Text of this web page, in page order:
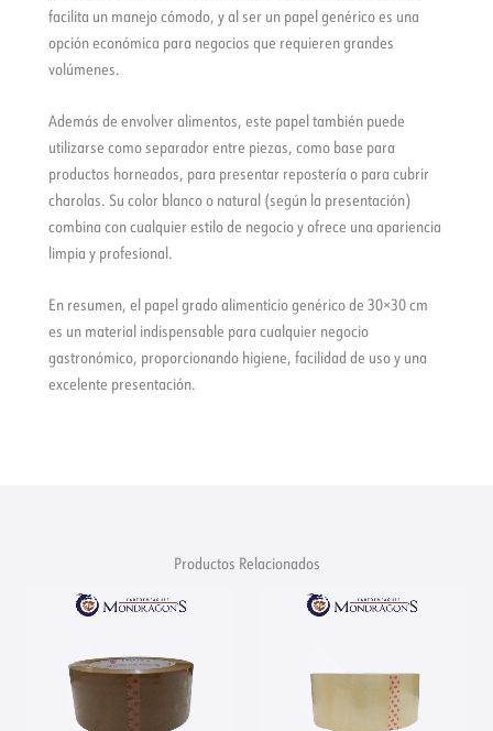
facilita un manejo cómodo, y al ser un papel genérico es una
opción económica para negocios que requieren grandes
volúmenes.
Además de envolver alimentos, este papel también puede
utilizarse como separador entre piezas, como base para
productos horneados, para presentar repostería o para cubrir
charolas. Su color blanco o natural (según la presentación)
combina con cualquier estilo de negocio y ofrece una apariencia
limpia y profesional.
En resumen, el papel grado alimenticio genérico de 30×30 cm
es un material indispensable para cualquier negocio
gastronómico, proporcionando higiene, facilidad de uso y una
excelente presentación.
Productos Relacionados